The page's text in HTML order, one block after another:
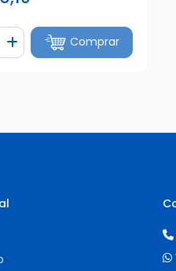
Quantidade
Adicionar Quantidade
Comprar